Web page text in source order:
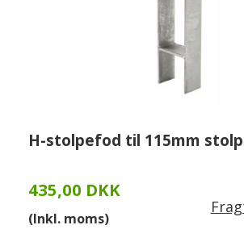
H-stolpefod til 115mm
435,00 DKK
(Inkl. moms)